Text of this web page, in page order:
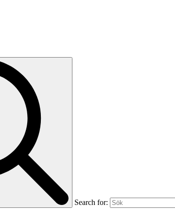
Search for: